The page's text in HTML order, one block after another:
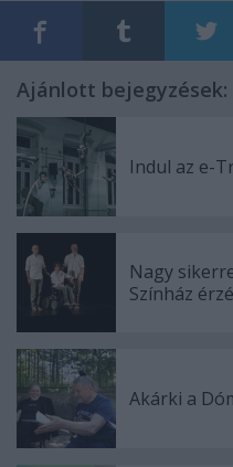
Ajánlott bejegyzések:
Indul az e-
Nagy
Színház
Akárki a